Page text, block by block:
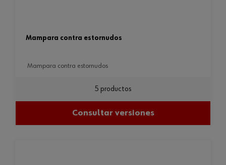
mampara contra estornudos
mampara contra estornudos
5 productos
Consultar versiones